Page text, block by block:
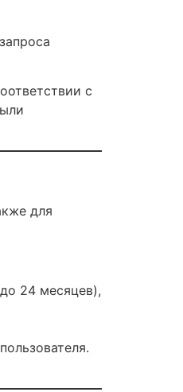
с
для
24 месяцев),